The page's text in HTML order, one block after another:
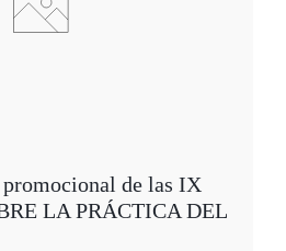
de las IX
LA PRÁCTICA DEL